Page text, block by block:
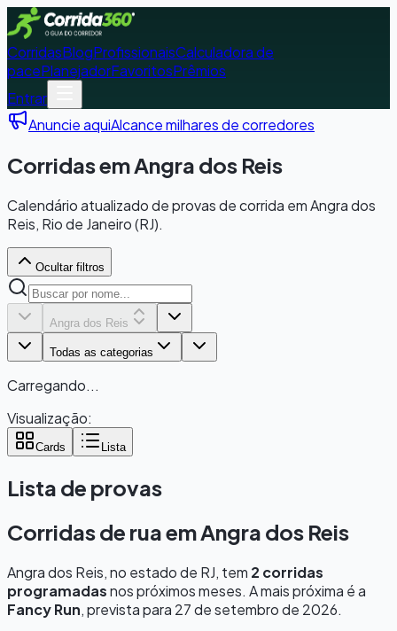
CorridasBlogProfissionaisCalculadora de
pacePlanejadorFavoritosPrêmios
Entrar
Anuncie aquiAlcance milhares de corredores
Corridas em Angra dos Reis
Calendário atualizado de provas de corrida em Angra dos
Reis, Rio de Janeiro (RJ).
Ocultar filtros
Angra dos Reis
Todas as categorias
Carregando...
Visualização:
Cards Lista
Lista de provas
Corridas de rua emAngra dos Reis
Angra dos Reis, no estado de RJ, tem 2 corridas
programadasnos próximos meses. A mais próxima é a
Fancy Run, prevista para 27 de setembro de 2026.